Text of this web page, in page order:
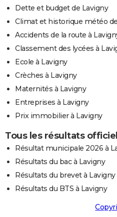
Dette et budget de Lavigny
Climat et historique météo
Accidents de la route à
Classement des lycées à
Ecole à Lavigny
Crèches à Lavigny
Maternités à Lavigny
Entreprises à Lavigny
Prix immobilier à Lavigny
Tous les résultats
Résultat municipale 2026 à
Résultats du bac à Lavigny
Résultats du brevet à Lavigny
Résultats du BTS à Lavigny